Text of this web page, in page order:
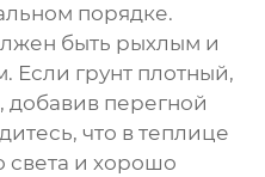
порядке.
быть рыхлым и
грунт плотный,
добавив перегной
что в теплице
света и хорошо